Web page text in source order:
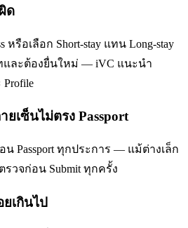
ด
หรือเลือก Short-stay แทน Long-stay
และต้องยื่นใหม่ — iVC แนะนำ
Profile
เซ็นไม่ตรง Passport
น Passport ทุกประการ — แม้ต่างเล็ก
วจก่อน Submit ทุกครั้ง
ยเกินไป